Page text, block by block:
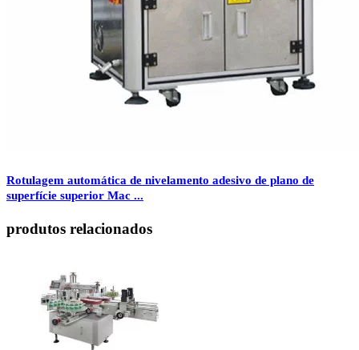
Rotulagem automática de nivelamento adesivo de plano de
superfície superior Mac ...
produtos relacionados